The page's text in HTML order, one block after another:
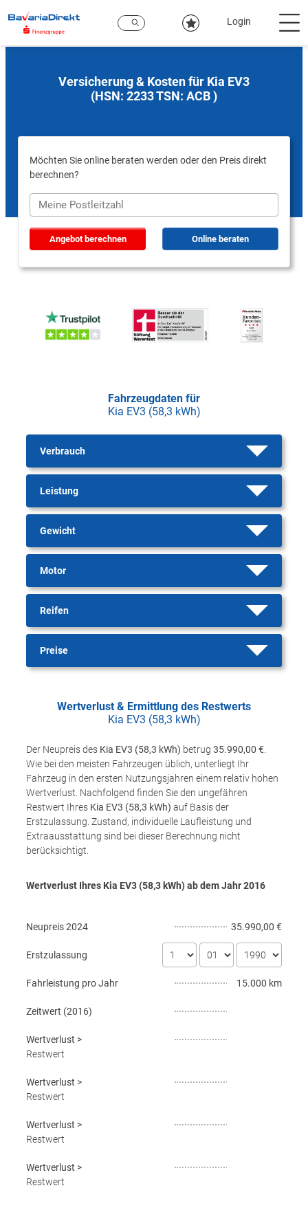
Hauptinhalt
Login
Versicherung & Kosten für Kia EV3
(HSN: 2233 TSN: ACB )
Möchten Sie online beraten werden oder den Preis direkt
berechnen?
Angebot berechnen Online beraten
Fahrzeugdaten für
Kia EV3 (58,3 kWh)
Verbrauch
Leistung
Gewicht
Motor
Reifen
Preise
Wertverlust & Ermittlung des Restwerts
Kia EV3 (58,3 kWh)
Der Neupreis des Kia EV3 (58,3 kWh) betrug 35.990,00 €
Wie bei den meisten Fahrzeugen üblich, unterliegt Ihr
Fahrzeug in den ersten Nutzungsjahren einem relativ hohen
Wertverlust. Nachfolgend finden Sie den ungefähren
Restwert Ihres Kia EV3 (58,3 kWh) auf Basis der
Erstzulassung. Zustand, individuelle Laufleistung und
Extraausstattung sind bei dieser Berechnung nicht
berücksichtigt.
Wertverlust Ihres Kia EV3 (58,3 kWh) ab dem Jahr2016
Neupreis2024 35.990,00 €
Erstzulassung
Fahrleistung pro Jahr 15.000 km
Zeitwert (2016)
Wertverlust >
Restwert
Wertverlust >
Restwert
Wertverlust >
Restwert
Wertverlust >
Restwert